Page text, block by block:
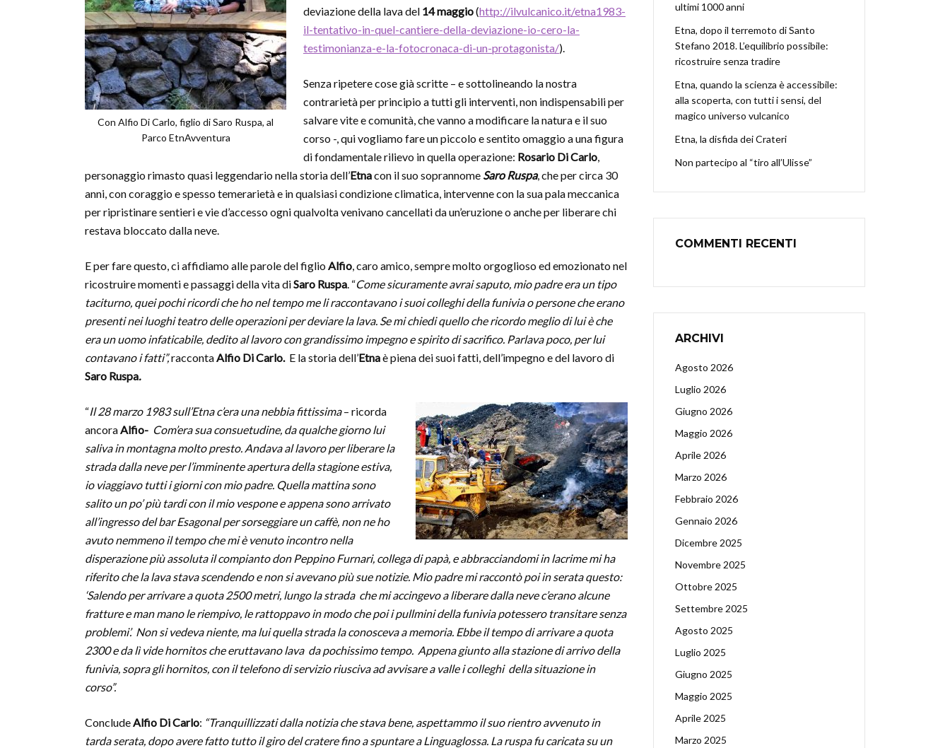
Con Alfio Di Carlo, figlio di Saro Ruspa, al
Parco EtnAvventura
deviazione della lava del 14 maggio(http://ilvulcanico.it/etna1983-
il-tentativo-in-quel-cantiere-della-deviazione-io-cero-la-
testimonianza-e-la-fotocronaca-di-un-protagonista/).
Senza ripetere cose già scritte – e sottolineando la nostra
contrarietà per principio a tutti gli interventi, non indispensabili per
salvare vite e comunità, che vanno a modificare la natura e il suo
corso -, qui vogliamo fare un piccolo e sentito omaggio a una figura
di fondamentale rilievo in quella operazione: Rosario Di Carlo,
personaggio rimasto quasi leggendario nella storia dell’Etnacon il suo soprannome Saro Ruspa, che per circa 30
anni, con coraggio e spesso temerarietà e in qualsiasi condizione climatica, intervenne con la sua pala meccanica
per ripristinare sentieri e vie d’accesso ogni qualvolta venivano cancellati da un’eruzione o anche per liberare chi
restava bloccato dalla neve.
E per fare questo, ci affidiamo alle parole del figlioAlfio, caro amico, sempre molto orgoglioso ed emozionato nel
ricostruire momenti e passaggi della vita diSaro Ruspa. “Come sicuramente avrai saputo, mio padre era un tipo
taciturno, quei pochi ricordi che ho nel tempo me li raccontavano i suoi colleghi della funivia o persone che erano
presenti nei luoghi teatro delle operazioni per deviare la lava. Se mi chiedi quello che ricordo meglio di lui è che
era un uomo infaticabile, dedito al lavoro con grandissimo impegno e spirito di sacrifico. Parlava poco, per lui
contavano i fatti”,raccontaAlfio Di Carlo.E la storia dell’Etnaè piena dei suoi fatti, dell’impegno e del lavoro di
Saro Ruspa.
“Il 28 marzo 1983 sull’Etna c’era una nebbia fittissima– ricorda
ancoraAlfio- Com’era sua consuetudine, da qualche giorno lui
saliva in montagna molto presto. Andava al lavoro per liberare la
strada dalla neve per l’imminente apertura della stagione estiva,
io viaggiavo tutti i giorni con mio padre. Quella mattina sono
salito un po’ più tardi con il mio vespone e appena sono arrivato
all’ingresso del bar Esagonal per sorseggiare un caffè, non ne ho
avuto nemmeno il tempo che mi è venuto incontro nella
disperazione più assoluta il compianto don Peppino Furnari, collega di papà, e abbracciandomi in lacrime mi ha
riferito che la lava stava scendendo e non si avevano più sue notizie. Mio padre mi raccontò poi in serata questo:
‘Salendo per arrivare a quota 2500 metri, lungo la strada che mi accingevo a liberare dalla neve c’erano alcune
fratture e man mano le riempivo, le rattoppavo in modo che poi i pullmini della funivia potessero transitare senza
problemi’. Non si vedeva niente, ma lui quella strada la conosceva a memoria. Ebbe il tempo di arrivare a quota
2300 e da lì vide hornitos che eruttavano lava da pochissimo tempo. Appena giunto alla stazione di arrivo della
funivia, sopra gli hornitos, con il telefono di servizio riusciva ad avvisare a valle i colleghi della situazione in
corso”.
ConcludeAlfio Di Carlo: “Tranquillizzati dalla notizia che stava bene, aspettammo il suo rientro avvenuto in
tarda serata, dopo avere fatto tutto il giro del cratere fino a spuntare a Linguaglossa. La ruspa fu caricata su un
ultimi 1000 anni
Etna, dopo il terremoto di Santo
Stefano 2018. L’equilibrio possibile:
ricostruire senza tradire
Etna, quando la scienza è accessibile:
alla scoperta, con tutti i sensi, del
magico universo vulcanico
Etna, la disfida dei Crateri
Non partecipo al “tiro all’Ulisse”
COMMENTI RECENTI
ARCHIVI
Agosto 2026
Luglio 2026
Giugno 2026
Maggio 2026
Aprile 2026
Marzo 2026
Febbraio 2026
Gennaio 2026
Dicembre 2025
Novembre 2025
Ottobre 2025
Settembre 2025
Agosto 2025
Luglio 2025
Giugno 2025
Maggio 2025
Aprile 2025
Marzo 2025